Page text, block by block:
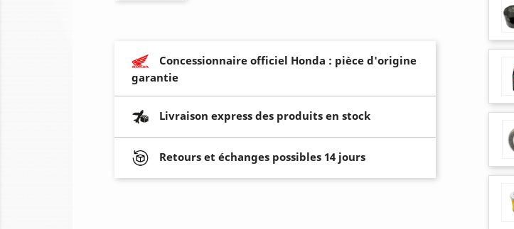
Concessionnaire officiel Honda : pièce d'origine
garantie
Livraison express des produits en stock
Retours et échanges possibles 14 jours